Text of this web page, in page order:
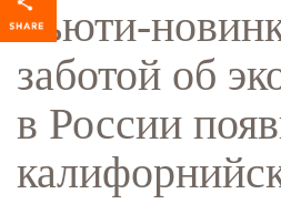
Бьюти-
заботой об
в России